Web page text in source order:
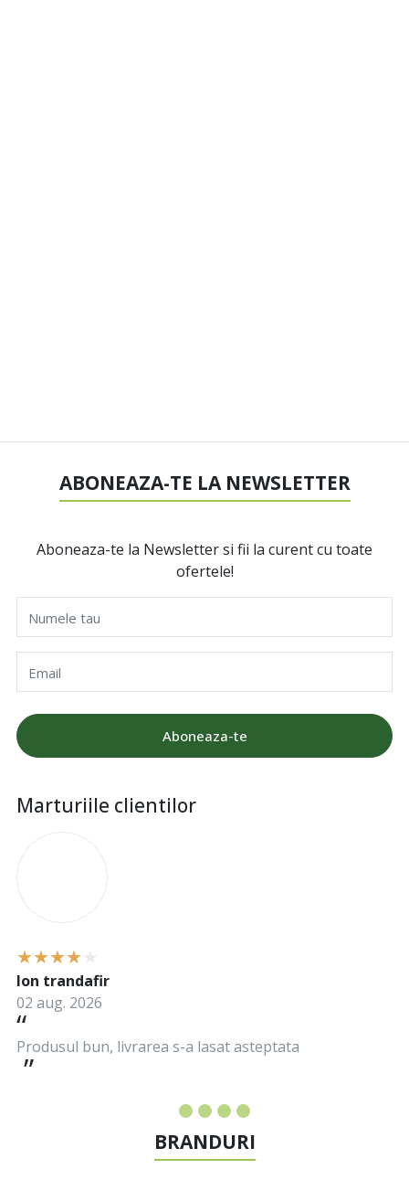
ABONEAZA-TE LA NEWSLETTER
Aboneaza-te la Newsletter si fii la curent cu toate
ofertele!
Numele tau
Email
Aboneaza-te
Marturiile clientilor
Produsul bun, livrarea s-a lasat asteptata
Ion trandafir
02 aug. 2026
BRANDURI